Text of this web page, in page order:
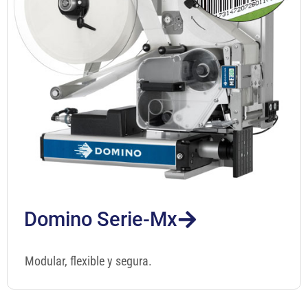
Domino Serie-Mx
Modular, flexible y segura.